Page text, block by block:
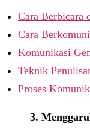
Cara Berbicara
Cara
Komunikasi
Teknik
Proses
3.